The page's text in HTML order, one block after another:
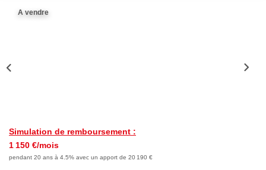
A vendre
Simulation de remboursement :
1 150 €/mois
pendant 20 ans à 4.5% avec un apport de 20 190 €